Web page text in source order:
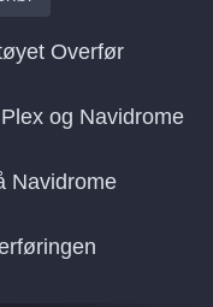
Overfør
og Navidrome
Navidrome